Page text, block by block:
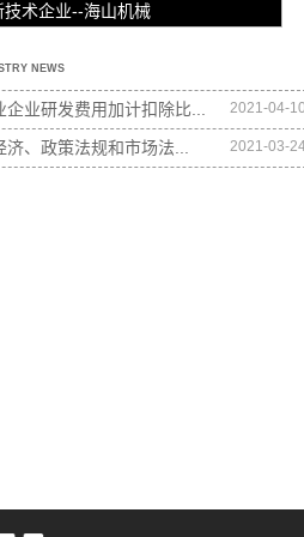
技术企业--海山机械
NEWS
业研发费用加计扣除比... 2021-04-10
、政策法规和市场法... 2021-03-